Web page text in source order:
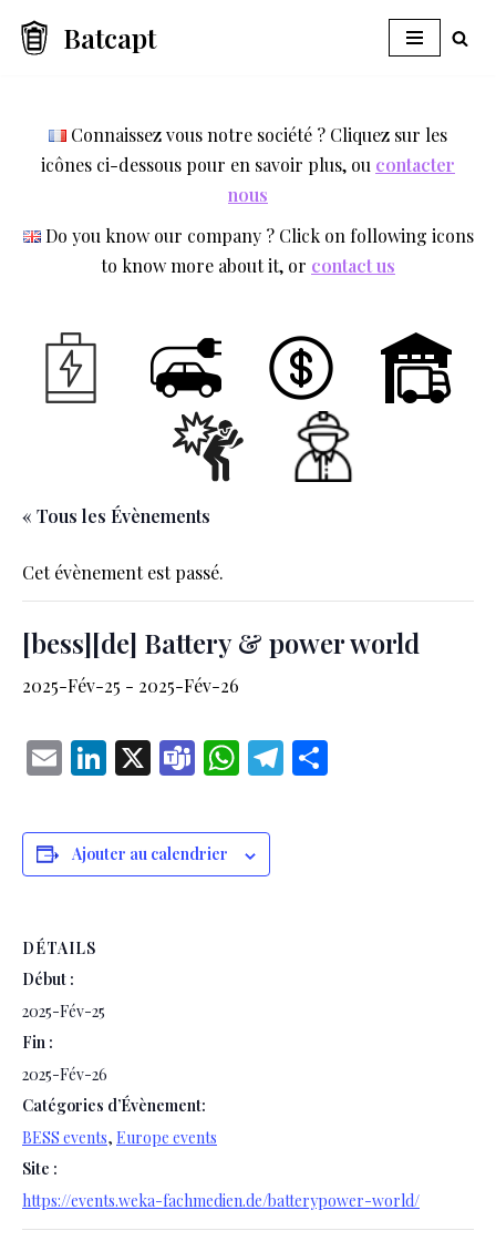
Aller
Batcapt
Connaissez vous notre société ? Cliquez sur les
icônes ci-dessous pour en savoir plus, ou contacter
nous
Do you know our company ? Click on following icons
to know more about it, or contact us
« Tous les Évènements
Cet évènement est passé.
[bess][de] Battery & power world
2025-Fév-25 - 2025-Fév-26
EmailLinkedIn
X Teams
WhatsApp
Telegram
Ajouter au calendrier
DÉTAILS
Début :
2025-Fév-25
Fin :
2025-Fév-26
Catégories d’Évènement:
BESS events, Europe events
Site :
https://events.weka-fachmedien.de/batterypower-world/